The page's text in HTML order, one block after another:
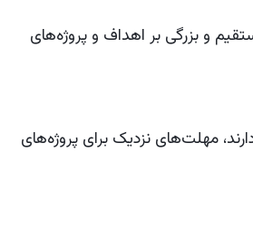
و بزرگی بر اهداف و پروژه‌های
مهلت‌های نزدیک برای پروژه‌های